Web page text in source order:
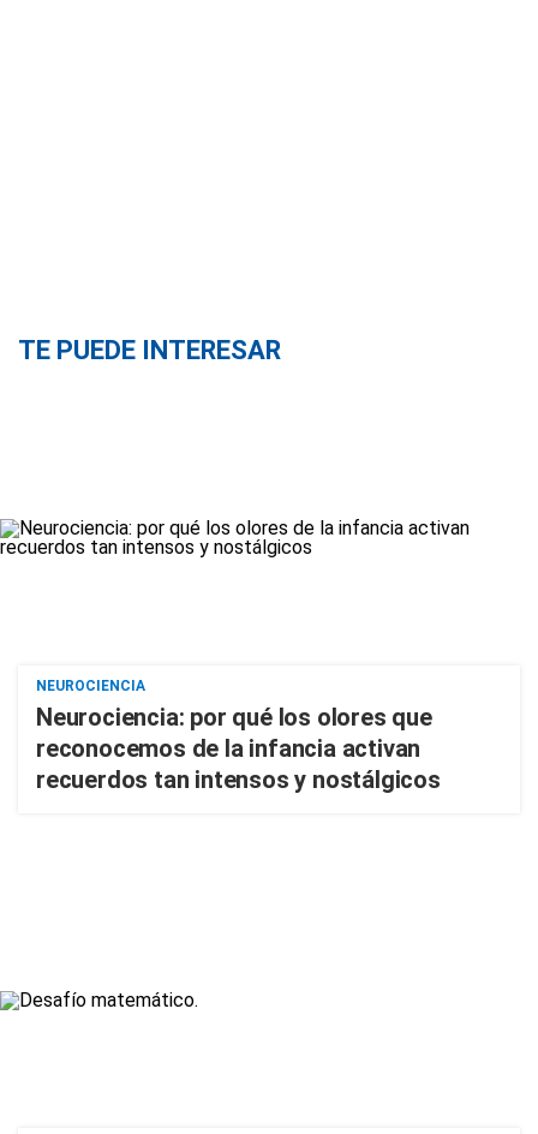
TE PUEDE INTERESAR
NEUROCIENCIA
Neurociencia: por qué los olores que
reconocemos de la infancia activan
recuerdos tan intensos y nostálgicos